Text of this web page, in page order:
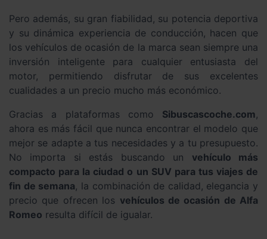
Pero además, su gran fiabilidad, su potencia deportiva
y su dinámica experiencia de conducción, hacen que
los vehículos de ocasión de la marca sean siempre una
inversión inteligente para cualquier entusiasta del
motor, permitiendo disfrutar de sus excelentes
cualidades a un precio mucho más económico.
Gracias a plataformas como Sibuscascoche.com,
ahora es más fácil que nunca encontrar el modelo que
mejor se adapte a tus necesidades y a tu presupuesto.
No importa si estás buscando un vehículo más
compacto para la ciudad o un SUV para tus viajes de
fin de semana, la combinación de calidad, elegancia y
precio que ofrecen los vehículos de ocasión de Alfa
Romeo resulta difícil de igualar.